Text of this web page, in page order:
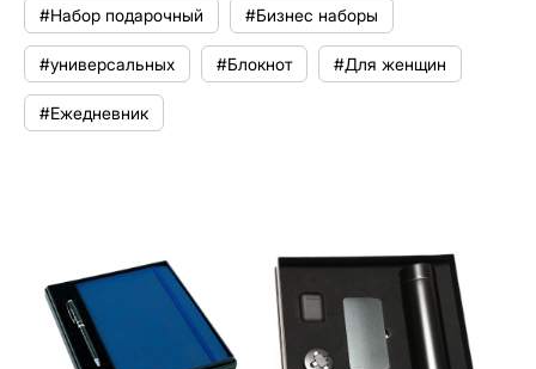
#Набор подарочный #Бизнес наборы
#универсальных #Блокнот #Для женщин
#Ежедневник